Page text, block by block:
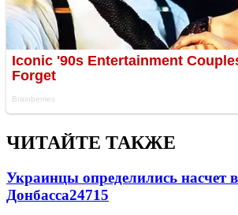
ЧИТАЙТЕ ТАКЖЕ
Украинцы определились насчет
Донбасса24715